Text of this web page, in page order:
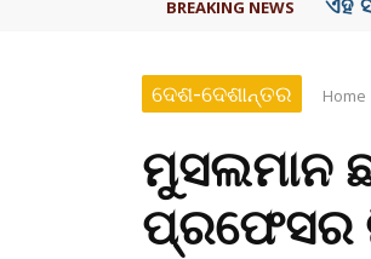
BREAKING NEWS
ଦେଶ-ଦେଶାନ୍ତର Home
ମୁସଲମାନ
ପ୍ରଫେସର